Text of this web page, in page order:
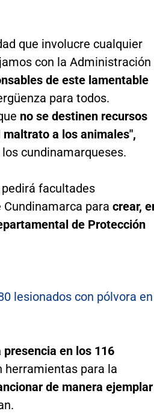
que involucre cualquier
con la Administración
de este lamentable
para todos.
no se destinen recursos
a los animales",
cundinamarqueses.
facultades
para crear,
de Protección
lesionados con pólvora en
en los 116
herramientas para la
de manera